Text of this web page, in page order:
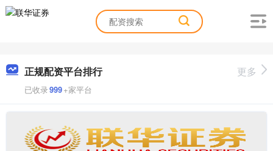
正规配资平台排行
已收录999+家平台
更多